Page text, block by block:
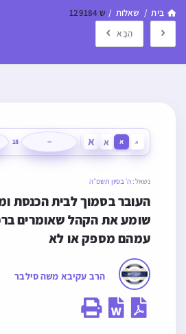
בַּיִת / שאלות / ש 129184
הַבָּא
א א א א −
18
נשאל: ה׳ בסיון תשפ״ה
עמהם מספק או לא
הרב עקיבא משה סילבר